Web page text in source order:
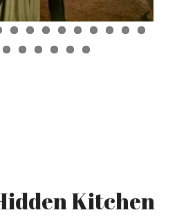
Kitchen